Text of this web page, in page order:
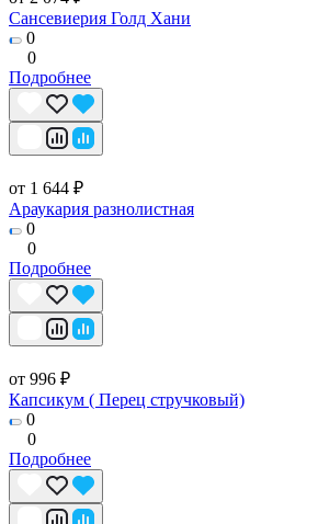
Сансевиерия Голд Хани
0
0
Подробнее
от 1 644 ₽
Араукария разнолистная
0
0
Подробнее
от 996 ₽
Капсикум ( Перец стручковый)
0
0
Подробнее